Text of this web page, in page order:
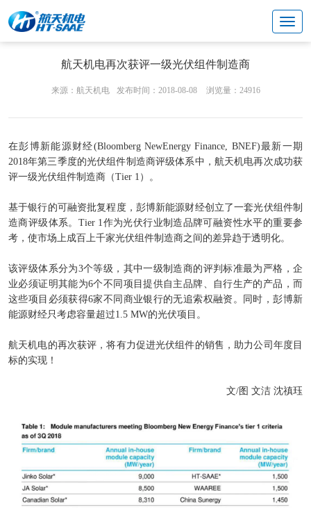
文化中心
航天机电再次获评一级光伏组件制造商
来源：航天机电 发布时间：2018-08-08 浏览量：24916
在彭博新能源财经(Bloomberg NewEnergy Finance, BNEF)最新一期
2018年第三季度的光伏组件制造商评级体系中，航天机电再次成功获
评一级光伏组件制造商（Tier 1）。
基于银行的可融资批复程度，彭博新能源财经创立了一套光伏组件制
造商评级体系。Tier 1作为光伏行业制造品牌可融资性水平的重要参
考，使市场上成百上千家光伏组件制造商之间的差异趋于透明化。
该评级体系分为3个等级，其中一级制造商的评判标准最为严格，企
业必须证明其能为6个不同项目提供自主品牌、自行生产的产品，而
这些项目必须获得6家不同商业银行的无追索权融资。同时，彭博新
能源财经只考虑容量超过1.5 MW的光伏项目。
航天机电的再次获评，将有力促进光伏组件的销售，助力公司年度目
标的实现！
文/图 文洁 沈禛珏